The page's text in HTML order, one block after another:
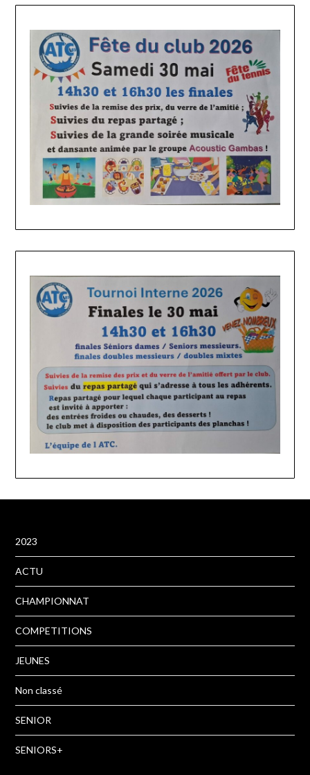
2023
ACTU
CHAMPIONNAT
COMPETITIONS
JEUNES
Non classé
SENIOR
SENIORS+